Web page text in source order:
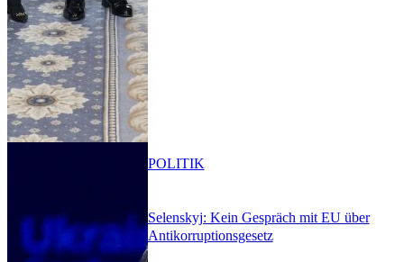
Selenskyj: Kein Gespräch mit EU über
Antikorruptionsgesetz
POLITIK